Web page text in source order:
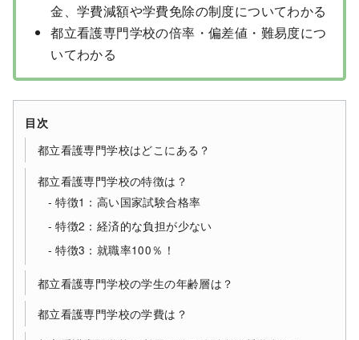
金、学費減額や学費免除の制度についてわかる
都立看護専門学校の倍率・偏差値・難易度につ
いてわかる
目次
都立看護専門学校はどこにある？
都立看護専門学校の特徴は？
特徴1：高い国家試験合格率
特徴2：経済的な負担が少ない
特徴3：就職率100％！
都立看護専門学校の学生の年齢層は？
都立看護専門学校の学費は？